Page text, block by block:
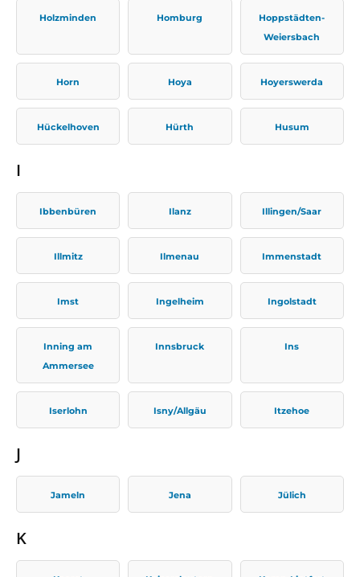
Holzminden Homburg
Hoppstädten-
Weiersbach
Horn Hoya Hoyerswerda
Hückelhoven Hürth Husum
I
Ibbenbüren Ilanz Illingen/Saar
Illmitz Ilmenau Immenstadt
Imst Ingelheim Ingolstadt
Inning am
Ammersee
Innsbruck Ins
Iserlohn Isny/Allgäu Itzehoe
J
Jameln Jena Jülich
K